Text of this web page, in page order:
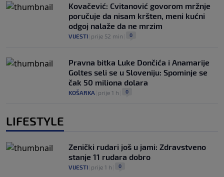
Kovačević: Cvitanović govorom mržnje
poručuje da nisam kršten, meni kućni
odgoj nalaže da ne mrzim
VIJESTI prije 52 min 0
Pravna bitka Luke Dončića i Anamarije
Goltes seli se u Sloveniju: Spominje se
čak 50 miliona dolara
KOŠARKA prije 1 h 0
LIFESTYLE
Zenički rudari još u jami: Zdravstveno
stanje 11 rudara dobro
VIJESTI prije 1 h 0